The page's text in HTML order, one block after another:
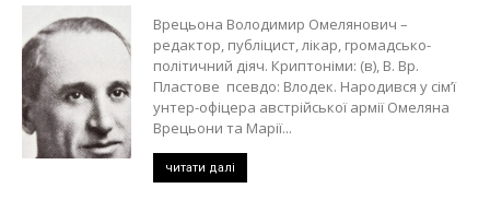
Врецьона Володимир Омелянович –
редактор, публіцист, лікар, громадсько-
політичний діяч. Криптоніми: (в), В. Вр.
Пластове псевдо: Влодек. Народився у сім’ї
унтер-офіцера австрійської армії Омеляна
Врецьони та Марії...
читати далі